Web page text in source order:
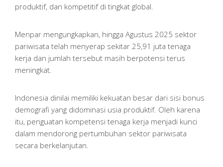
produktif, dan kompetitif di tingkat global.
Menpar mengungkapkan, hingga Agustus 2025 sektor
pariwisata telah menyerap sekitar 25,91 juta tenaga
kerja dan jumlah tersebut masih berpotensi terus
meningkat.
Indonesia dinilai memiliki kekuatan besar dari sisi bonus
demografi yang didominasi usia produktif. Oleh karena
itu, penguatan kompetensi tenaga kerja menjadi kunci
dalam mendorong pertumbuhan sektor pariwisata
secara berkelanjutan.